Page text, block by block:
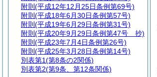
附則 (平成12年12月25日条例第69号)
附則 (平成18年6月30日条例第57号)
附則 (平成19年6月29日条例第31号)
附則 (平成20年9月29日条例第47号 抄)
附則 (平成23年7月4日条例第26号)
附則 (平成25年3月28日条例第14号)
別表第1(第8条の2関係)
別表第2(第9条、第12条関係)